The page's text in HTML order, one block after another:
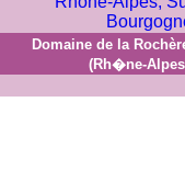
Domaine de la
(Rh�ne-